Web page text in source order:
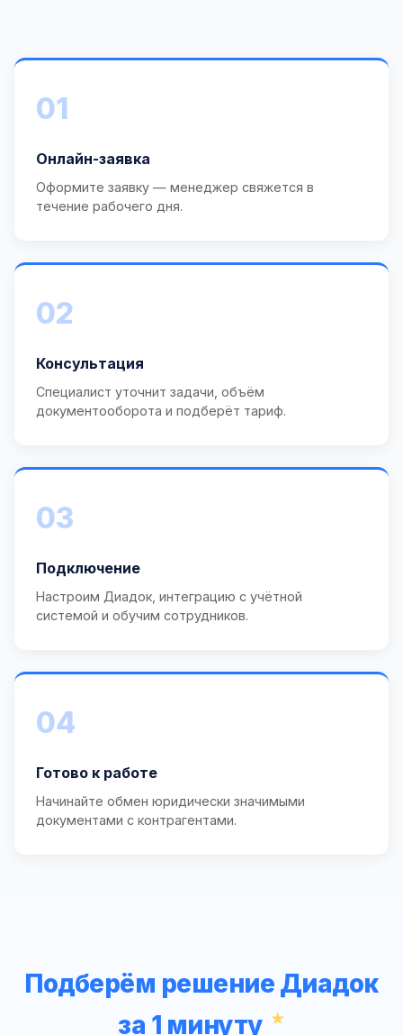
01
Онлайн-заявка
Оформите заявку — менеджер свяжется в
течение рабочего дня.
02
Консультация
Специалист уточнит задачи, объём
документооборота и подберёт тариф.
03
Подключение
Настроим Диадок, интеграцию с учётной
системой и обучим сотрудников.
04
Готово к работе
Начинайте обмен юридически значимыми
документами с контрагентами.
Подберём решение Диадок
за 1 минуту